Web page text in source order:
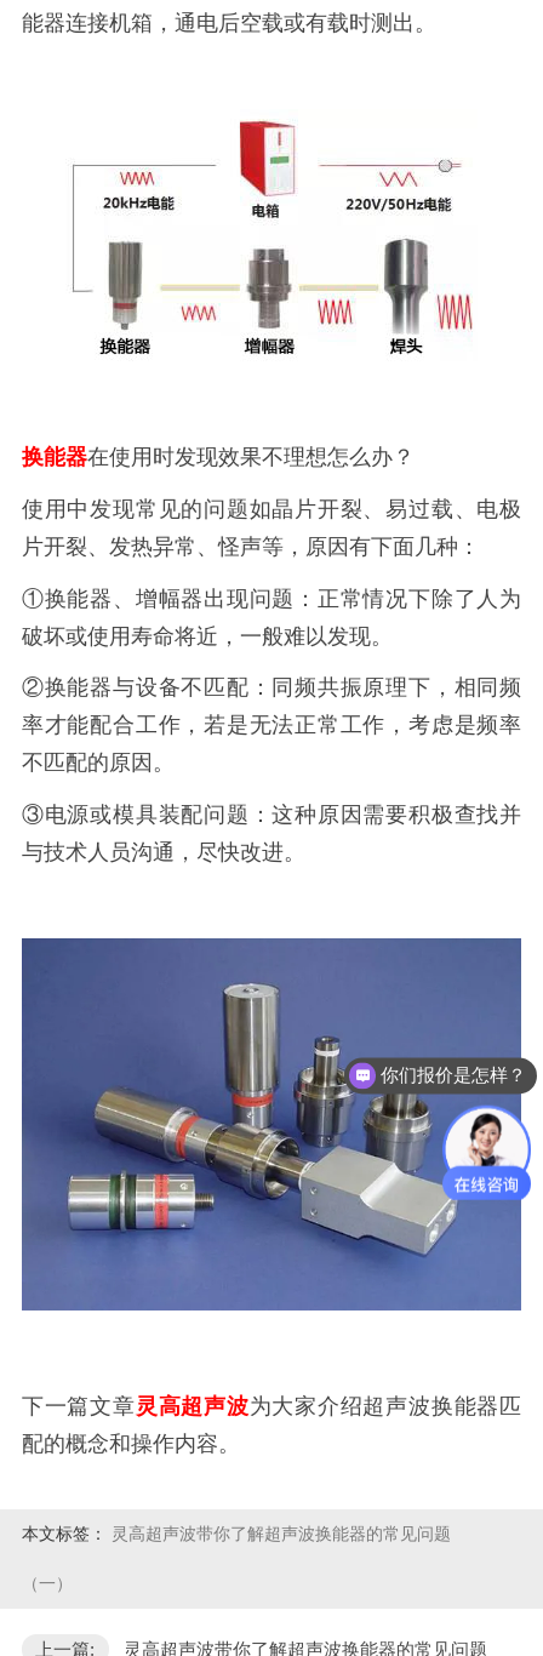
能器连接机箱，通电后空载或有载时测出。
换能器在使用时发现效果不理想怎么办？
使用中发现常见的问题如晶片开裂、易过载、电极
片开裂、发热异常、怪声等，原因有下面几种：
①换能器、增幅器出现问题：正常情况下除了人为
破坏或使用寿命将近，一般难以发现。
②换能器与设备不匹配：同频共振原理下，相同频
率才能配合工作，若是无法正常工作，考虑是频率
不匹配的原因。
③电源或模具装配问题：这种原因需要积极查找并
与技术人员沟通，尽快改进。
下一篇文章灵高超声波为大家介绍超声波换能器匹
配的概念和操作内容。
本文标签： 灵高超声波带你了解超声波换能器的常见问题
（一）
上一篇:
灵高超声波带你了解超声波换能器的常见问题
你们报价是怎样？